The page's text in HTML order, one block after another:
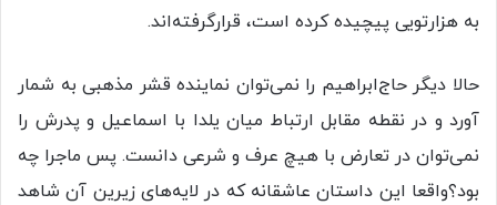
به هزارتویی پیچیده کرده است، قرارگرفته‌اند.
حالا دیگر حاج‌ابراهیم را نمی‌توان نماینده قشر مذهبی به شمار
آورد و در نقطه مقابل ارتباط میان یلدا با اسماعیل و پدرش را
نمی‌توان در تعارض با هیچ عرف و شرعی دانست. پس ماجرا چه
بود؟واقعا این داستان عاشقانه که در لایه‌های زیرین آن شاهد